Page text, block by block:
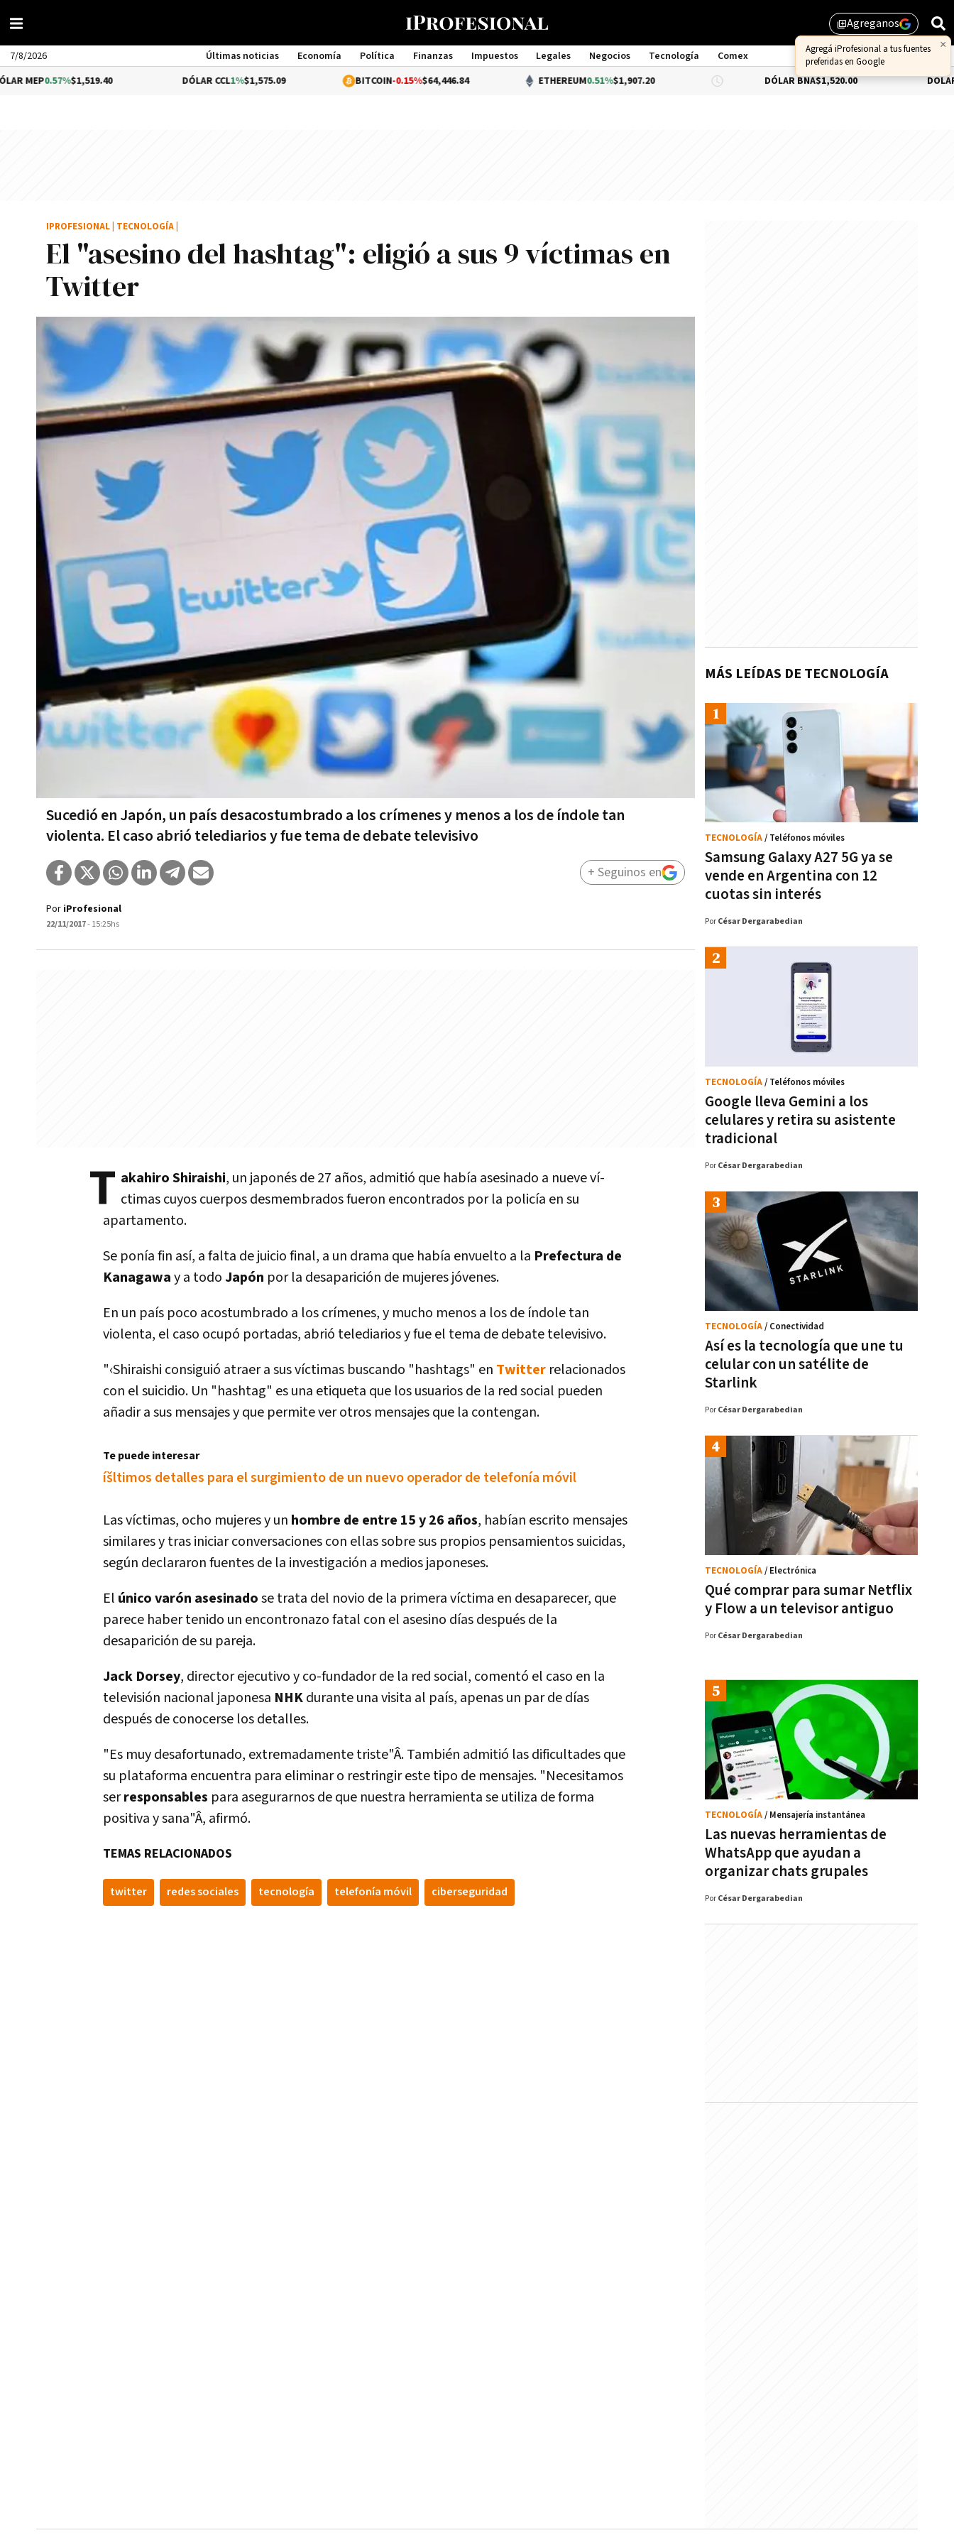
library_addAgreganos
7/8/2026 Últimas noticias Economía Política Finanzas Impuestos Legales Negocios Tecnología
Comex
Management
$1,519.40 1%$1,575.09 -0.15%$64,446.84 ETHEREUM0.51%$1,907.20 DÓLAR BNA $1,520.00 DÓLAR BLUE-
El "asesino del hashtag": eligió a sus 9 ví­ctimas en
Twitter
Sucedió en Japón, un país desacostumbrado a los crímenes y menos a los de índole tan
violenta. El caso abrió telediarios y fue tema de debate televisivo
IPROFESIONAL TECNOLOGÍA
Por iProfesional
22/11/2017- 15:25hs
+ Seguinos en
T akahiro Shiraishi, un japonés de 27 años, admitió que habí­a asesinado a nueve ví­
ctimas cuyos cuerpos desmembrados fueron encontrados por la policí­a en su
apartamento.
Se poní­a fin así­, a falta de juicio final, a un drama que habí­a envuelto a la Prefectura de
Kanagaway a todoJapón por la desaparición de mujeres jóvenes.
En un paí­s poco acostumbrado a los crí­menes, y mucho menos a los de í­ndole tan
violenta, el caso ocupó portadas, abrió telediarios y fue el tema de debate televisivo.
"‹Shiraishi consiguió atraer a sus ví­ctimas buscando "hashtags" en Twitter relacionados
con el suicidio. Un "hashtag" es una etiqueta que los usuarios de la red social pueden
añadir a sus mensajes y que permite ver otros mensajes que la contengan.
Te puede interesar
íšltimos detalles para el surgimiento de un nuevo operador de telefoní­a móvil
Las ví­ctimas, ocho mujeres y un hombre de entre 15 y 26 años, habí­an escrito mensajes
similares y tras iniciar conversaciones con ellas sobre sus propios pensamientos suicidas,
según declararon fuentes de la investigación a medios japoneses.
El único varón asesinadose trata del novio de la primera ví­ctima en desaparecer, que
parece haber tenido un encontronazo fatal con el asesino dí­as después de la
desaparición de su pareja.
Jack Dorsey, director ejecutivo y co-fundador de la red social, comentó el caso en la
televisión nacional japonesa NHKdurante una visita al paí­s, apenas un par de dí­as
después de conocerse los detalles.
"Es muy desafortunado, extremadamente triste"Â. También admitió las dificultades que
su plataforma encuentra para eliminar o restringir este tipo de mensajes. "Necesitamos
serresponsables para asegurarnos de que nuestra herramienta se utiliza de forma
positiva y sana"Â, afirmó.
TEMAS RELACIONADOS
twitter redes sociales tecnologí­a telefoní­a móvil ciberseguridad
MÁS LEÍDAS DE TECNOLOGÍA
Samsung Galaxy A27 5G ya se
vende en Argentina con 12
cuotas sin interés
TECNOLOGÍA/ Teléfonos móviles
Por César Dergarabedian
Google lleva Gemini a los
celulares y retira su asistente
tradicional
TECNOLOGÍA/ Teléfonos móviles
Por César Dergarabedian
Así es la tecnología que une tu
celular con un satélite de
Starlink
TECNOLOGÍA/ Conectividad
Por César Dergarabedian
Qué comprar para sumar Netflix
y Flow a un televisor antiguo
TECNOLOGÍA/ Electrónica
Por César Dergarabedian
Las nuevas herramientas de
WhatsApp que ayudan a
organizar chats grupales
TECNOLOGÍA/ Mensajería instantánea
Por César Dergarabedian